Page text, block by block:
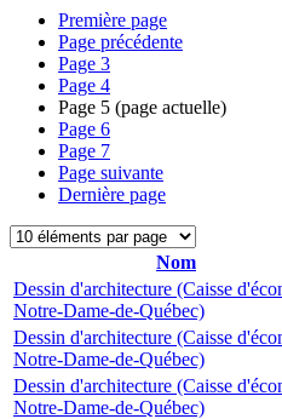
Première page
Page précédente
Page 3
Page 4
Page 5 (page actuelle)
Page 6
Page 7
Page suivante
Dernière page
Nom
Dessin d'architecture (Caisse
Notre-Dame-de-Québec)
Dessin d'architecture (Caisse
Notre-Dame-de-Québec)
Dessin d'architecture (Caisse
Notre-Dame-de-Québec)